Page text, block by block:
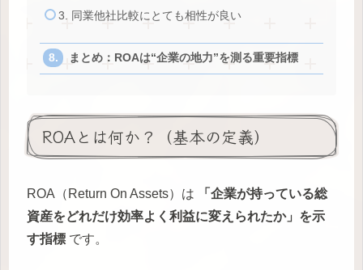
3. 同業他社比較にとても相性が良い
まとめ：ROAは“企業の地力”を測る重要指標
ROAとは何か？（基本の定義）
ROA（Return On Assets）は
「企業が持っている総
資産をどれだけ効率よく利益に変えられたか」を示
す指標 です。